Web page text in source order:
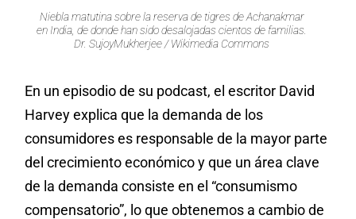
Niebla matutina sobre la reserva de tigres de Achanakmar
en India, de donde han sido desalojadas cientos de familias.
Dr. SujoyMukherjee / Wikimedia Commons
En un episodio de su podcast, el escritor David
Harvey explica que la demanda de los
consumidores es responsable de la mayor parte
del crecimiento económico y que un área clave
de la demanda consiste en el “consumismo
compensatorio”, lo que obtenemos a cambio de